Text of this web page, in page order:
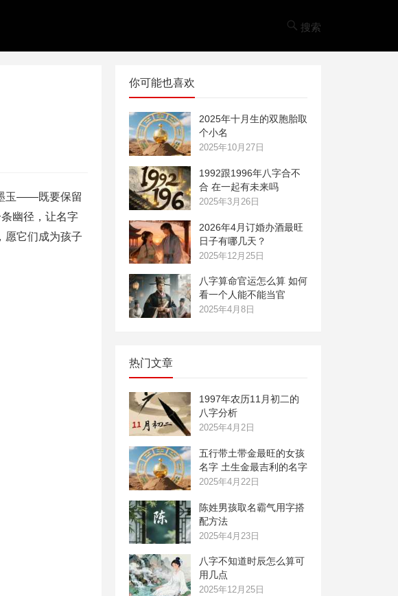
搜索
玉——既要保留
幽径，让名字
愿它们成为孩子
你可能也喜欢
2025年十月生的双胞胎取
个小名
2025年10月27日
1992跟1996年八字合不
合 在一起有未来吗
2025年3月26日
2026年4月订婚办酒最旺
日子有哪几天？
2025年12月25日
八字算命官运怎么算 如何
看一个人能不能当官
2025年4月8日
热门文章
1997年农历11月初二的
八字分析
2025年4月2日
五行带土带金最旺的女孩
名字 土生金最吉利的名字
2025年4月22日
陈姓男孩取名霸气用字搭
配方法
2025年4月23日
八字不知道时辰怎么算可
用几点
2025年12月25日